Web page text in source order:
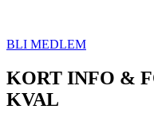
BLI MEDLEM
KORT INFO &
KVAL